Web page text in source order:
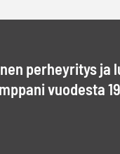
perheyritys ja
vuodesta